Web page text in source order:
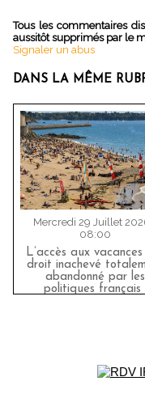
Tous les commentaires
aussitôt supprimés par le
Signaler un abus
DANS LA MÊME
Mercredi 29 Juillet
08:00
L’accès aux vacances
droit inachevé
abandonné par les
politiques français